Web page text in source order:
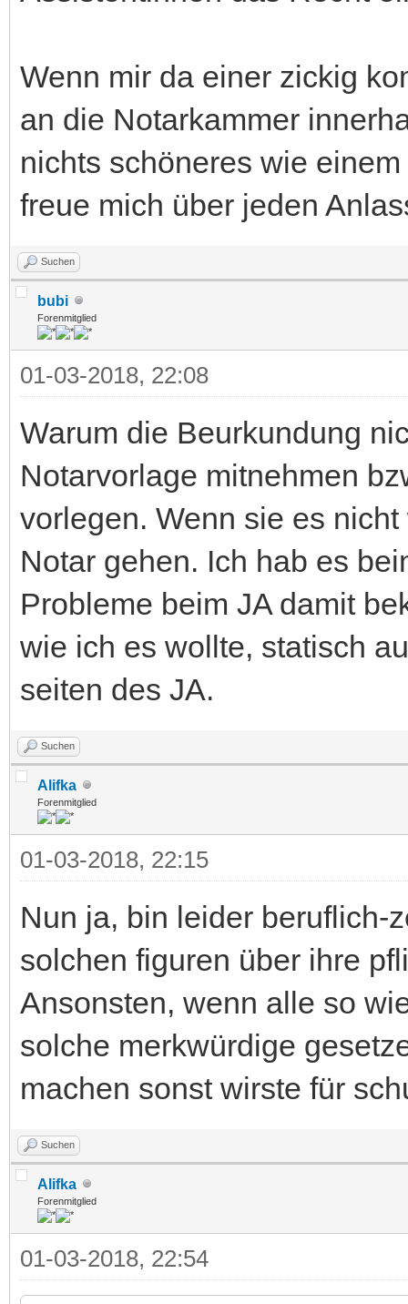
Wenn mir da einer zickig
an die Notarkammer
nichts schöneres wie
freue mich über jeden
Suchen
bubi
Forenmitglied
01-03-2018, 22:08
Warum die Beurkundung
Notarvorlage mitnehmen
vorlegen. Wenn sie es
Notar gehen. Ich hab es
Probleme beim JA damit
wie ich es wollte, statisch
seiten des JA.
Suchen
Alifka
Forenmitglied
01-03-2018, 22:15
Nun ja, bin leider beruflich-
solchen figuren über ihre
Ansonsten, wenn alle so
solche merkwürdige
machen sonst wirste für
Suchen
Alifka
Forenmitglied
01-03-2018, 22:54